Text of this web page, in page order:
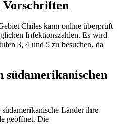
Vorschriften
Chiles kann online überprüft
Infektionszahlen. Es wird
3, 4 und 5 zu besuchen, da
südamerikanischen
Länder ihre
geöffnet. Die